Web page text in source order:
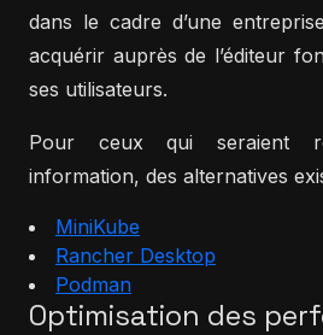
dans le cadre d’une
acquérir auprès de l’éditeur
ses utilisateurs.
Pour ceux qui seraient
information, des alternatives
MiniKube
Rancher Desktop
Podman
Optimisation des